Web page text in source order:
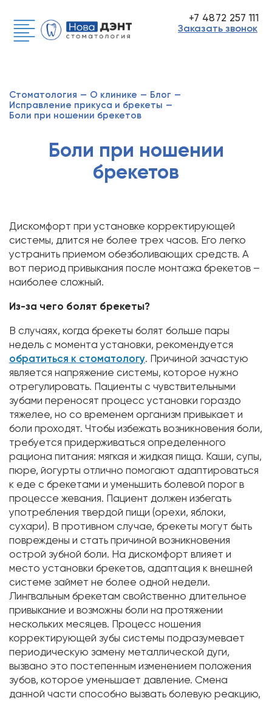
+7 4872 257 111
Заказать звонок
Стоматология — О клинике — Блог —
Исправление прикуса и брекеты —
Боли при ношении брекетов
Боли при ношении
брекетов
Дискомфорт при установке корректирующей
системы, длится не более трех часов. Его легко
устранить приемом обезболивающих средств. А
вот период привыкания после монтажа брекетов –
наиболее сложный.
Из-за чего болят брекеты?
В случаях, когда брекеты болят больше пары
недель с момента установки, рекомендуется
обратиться к стоматологу. Причиной зачастую
является напряжение системы, которое нужно
отрегулировать. Пациенты с чувствительными
зубами переносят процесс установки гораздо
тяжелее, но со временем организм привыкает и
боли проходят. Чтобы избежать возникновения боли,
требуется придерживаться определенного
рациона питания: мягкая и жидкая пища. Каши, супы,
пюре, йогурты отлично помогают адаптироваться
к еде с брекетами и уменьшить болевой порог в
процессе жевания. Пациент должен избегать
употребления твердой пищи (орехи, яблоки,
сухари). В противном случае, брекеты могут быть
повреждены и стать причиной возникновения
острой зубной боли. На дискомфорт влияет и
место установки брекетов, адаптация к внешней
системе займет не более одной недели.
Лингвальным брекетам свойственно длительное
привыкание и возможны боли на протяжении
нескольких месяцев. Процесс ношения
корректирующей зубы системы подразумевает
периодическую замену металлической дуги,
вызвано это постепенным изменением положения
зубов, которое уменьшает давление. Смена
данной части способно вызвать болевую реакцию,